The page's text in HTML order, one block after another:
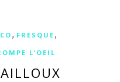
, FRESQUE ,
L’OEIL